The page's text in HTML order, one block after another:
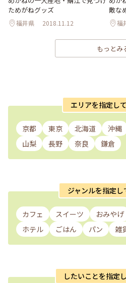
ためがねグッズ
福井県 2018.11.12
敵な
福
もっとみ
エリアを指定し
京都 東京 北海道 沖縄
山梨
長野 奈良 鎌倉
ジャンルを指定し
カフェ スイーツ おみやげ
ホテル
ごはん パン 雑
したいことを指定